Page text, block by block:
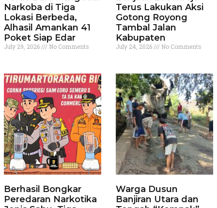
Narkoba di Tiga
Lokasi Berbeda,
Alhasil Amankan 41
Poket Siap Edar
July 29, 2026 No Comments
Terus Lakukan Aksi
Gotong Royong
Tambal Jalan
Kabupaten
July 24, 2026 No Comments
Berhasil Bongkar
Peredaran Narkotika
Warga Dusun
Banjiran Utara dan